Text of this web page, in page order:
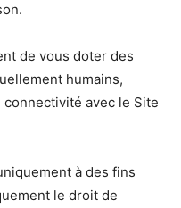
de vous doter des
humains,
connectivité avec le Site
à des fins
le droit de